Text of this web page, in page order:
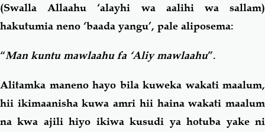
(Swalla Allaahu ‘alayhi wa aalihi wa sallam)
hakutumia neno ‘baada yangu’, pale aliposema:
“Man kuntu mawlaahu fa ‘Aliy mawlaahu”.
Alitamka maneno hayo bila kuweka wakati maalum,
hii ikimaanisha kuwa amri hii haina wakati maalum
na kwa ajili hiyo ikiwa kusudi ya hotuba yake ni